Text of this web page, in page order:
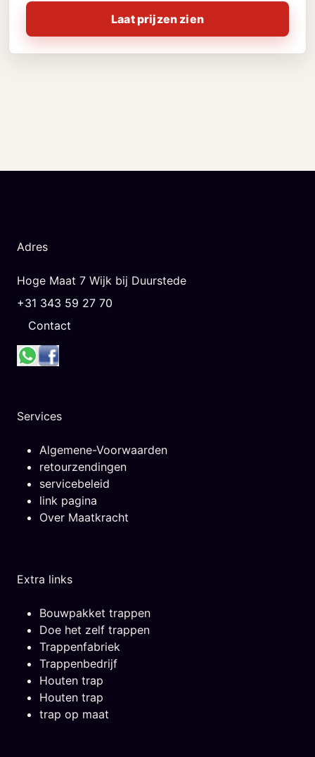
Adres
Hoge Maat 7 Wijk bij Duurstede
+31 343 59 27 70
Contact
Services
Algemene-Voorwaarden
retourzendingen
servicebeleid
link pagina
Over Maatkracht
Extra links
Bouwpakket trappen
Doe het zelf trappen
Trappenfabriek
Trappenbedrijf
Houten trap
Houten trap
trap op maat